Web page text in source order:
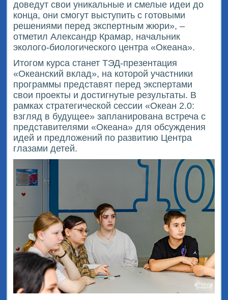
доведут свои уникальные и смелые идеи до
конца, они смогут выступить с готовыми
решениями перед экспертным жюри», –
отметил Александр Крамар, начальник
эколого-биологического центра «Океана».
Итогом курса станет ТЭД-презентация
«Океанский вклад», на которой участники
программы представят перед экспертами
свои проекты и достигнутые результаты. В
рамках стратегической сессии «Океан 2.0:
взгляд в будущее» запланирована встреча с
представителями «Океана» для обсуждения
идей и предложений по развитию Центра
глазами детей.